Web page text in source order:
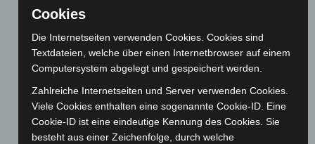
Wachsende Beliebtheit der
Abteilung
Cookies
Die Internetseiten verwenden Cookies. Cookies sind
Textdateien, welche über einen Internetbrowser auf einem
Computersystem abgelegt und gespeichert werden.
Zahlreiche Internetseiten und Server verwenden Cookies.
Viele Cookies enthalten eine sogenannte Cookie-ID. Eine
Cookie-ID ist eine eindeutige Kennung des Cookies. Sie
besteht aus einer Zeichenfolge, durch welche